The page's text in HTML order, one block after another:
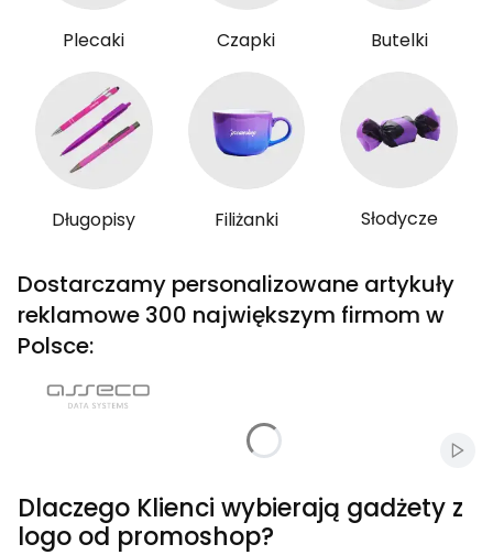
Plecaki Czapki Butelki
Długopisy Filiżanki Słodycze
Dostarczamy personalizowane artykuły
reklamowe 300 największym firmom w
Polsce:
Dlaczego Klienci wybierają gadżety z
logo od promoshop?